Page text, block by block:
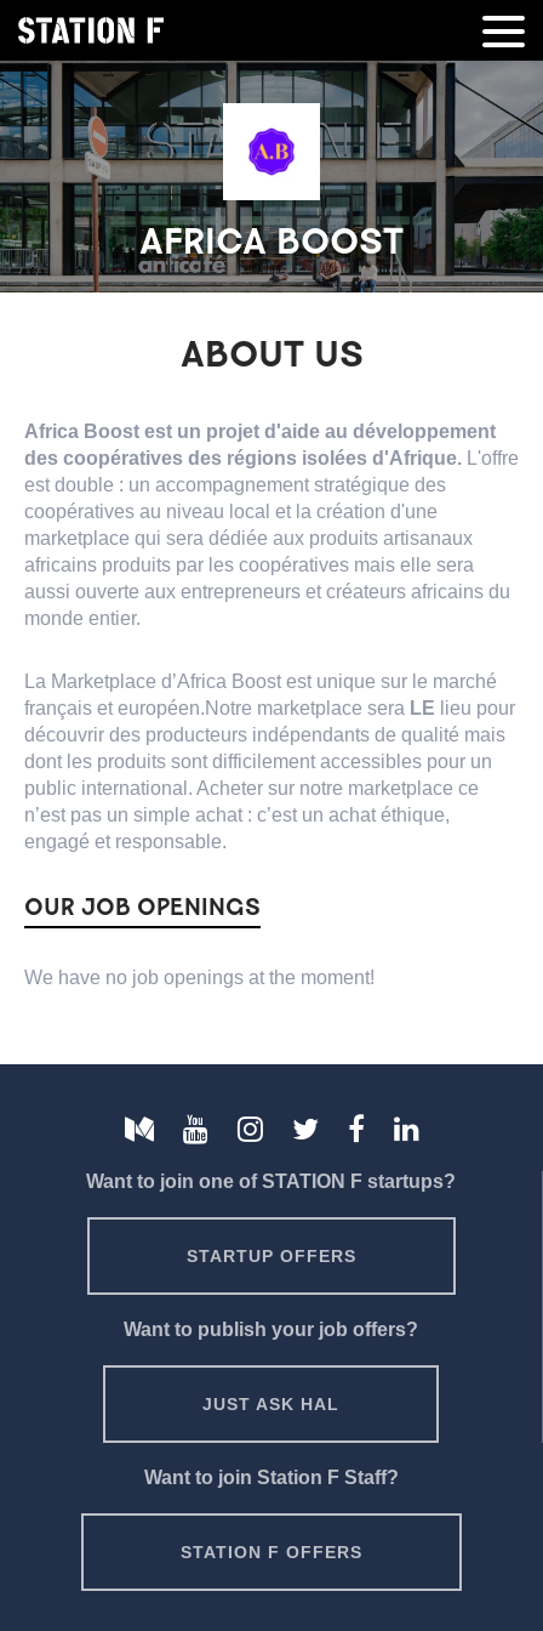
AFRICA BOOST
ABOUT US
Africa Boost est un projet d'aide au développement
des coopératives des régions isolées d'Afrique. L'offre
est double : un accompagnement stratégique des
coopératives au niveau local et la création d'une
marketplace qui sera dédiée aux produits artisanaux
africains produits par les coopératives mais elle sera
aussi ouverte aux entrepreneurs et créateurs africains du
monde entier.
La Marketplace d’Africa Boost est unique sur le marché
français et européen.Notre marketplace sera LE lieu pour
découvrir des producteurs indépendants de qualité mais
dont les produits sont difficilement accessibles pour un
public international. Acheter sur notre marketplace ce
n’est pas un simple achat : c’est un achat éthique,
engagé et responsable.
OUR JOB OPENINGS
We have no job openings at the moment!
Want to join one of STATION F startups?
STARTUP OFFERS
Want to publish your job offers?
JUST ASK HAL
Want to join Station F Staff?
STATION F OFFERS